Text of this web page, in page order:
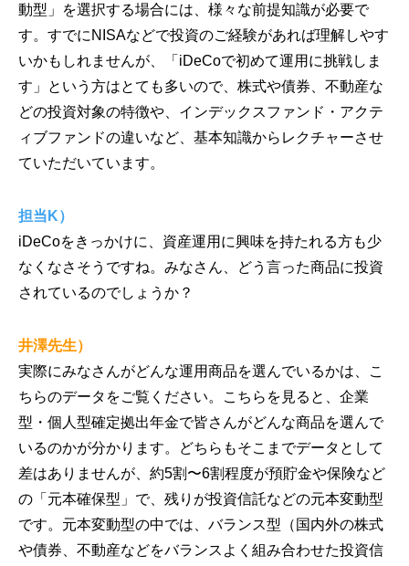
動型」を選択する場合には、様々な前提知識が必要で
す。すでにNISAなどで投資のご経験があれば理解しやす
いかもしれませんが、「iDeCoで初めて運用に挑戦しま
す」という方はとても多いので、株式や債券、不動産な
どの投資対象の特徴や、インデックスファンド・アクテ
ィブファンドの違いなど、基本知識からレクチャーさせ
ていただいています。
担当K）
iDeCoをきっかけに、資産運用に興味を持たれる方も少
なくなさそうですね。みなさん、どう言った商品に投資
されているのでしょうか？
井澤先生）
実際にみなさんがどんな運用商品を選んでいるかは、こ
ちらのデータをご覧ください。こちらを見ると、企業
型・個人型確定拠出年金で皆さんがどんな商品を選んで
いるのかが分かります。どちらもそこまでデータとして
差はありませんが、約5割〜6割程度が預貯金や保険など
の「元本確保型」で、残りが投資信託などの元本変動型
です。元本変動型の中では、バランス型（国内外の株式
や債券、不動産などをバランスよく組み合わせた投資信